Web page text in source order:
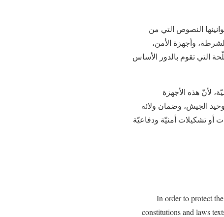
النصوص التي من
وأجهزة الأمن،
التي تقوم بالدور الأساس
لأنّ هذه الأجهزة
الجيش، وضمان ولائه
أو تشكيلات أمنيّة ودفاعيّة
In order to protect
constitutions and laws